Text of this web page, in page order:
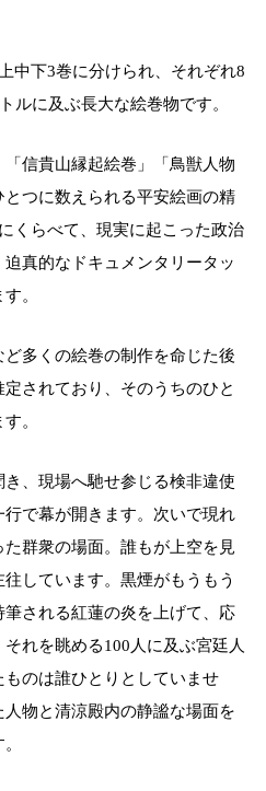
中下3巻に分けられ、それぞれ8
ルに及ぶ長大な絵巻物です。
信貴山縁起絵巻」「鳥獣人物
つに数えられる平安絵画の精
くらべて、現実に起こった政治
真的なドキュメンタリータッ
。
多くの絵巻の制作を命じた後
されており、そのうちのひと
。
き、現場へ馳せ参じる検非違使
行で幕が開きます。次いで現れ
群衆の場面。誰もが上空を見
しています。黒煙がもうもう
される紅蓮の炎を上げて、応
れを眺める100人に及ぶ宮廷人
のは誰ひとりとしていませ
物と清涼殿内の静謐な場面を